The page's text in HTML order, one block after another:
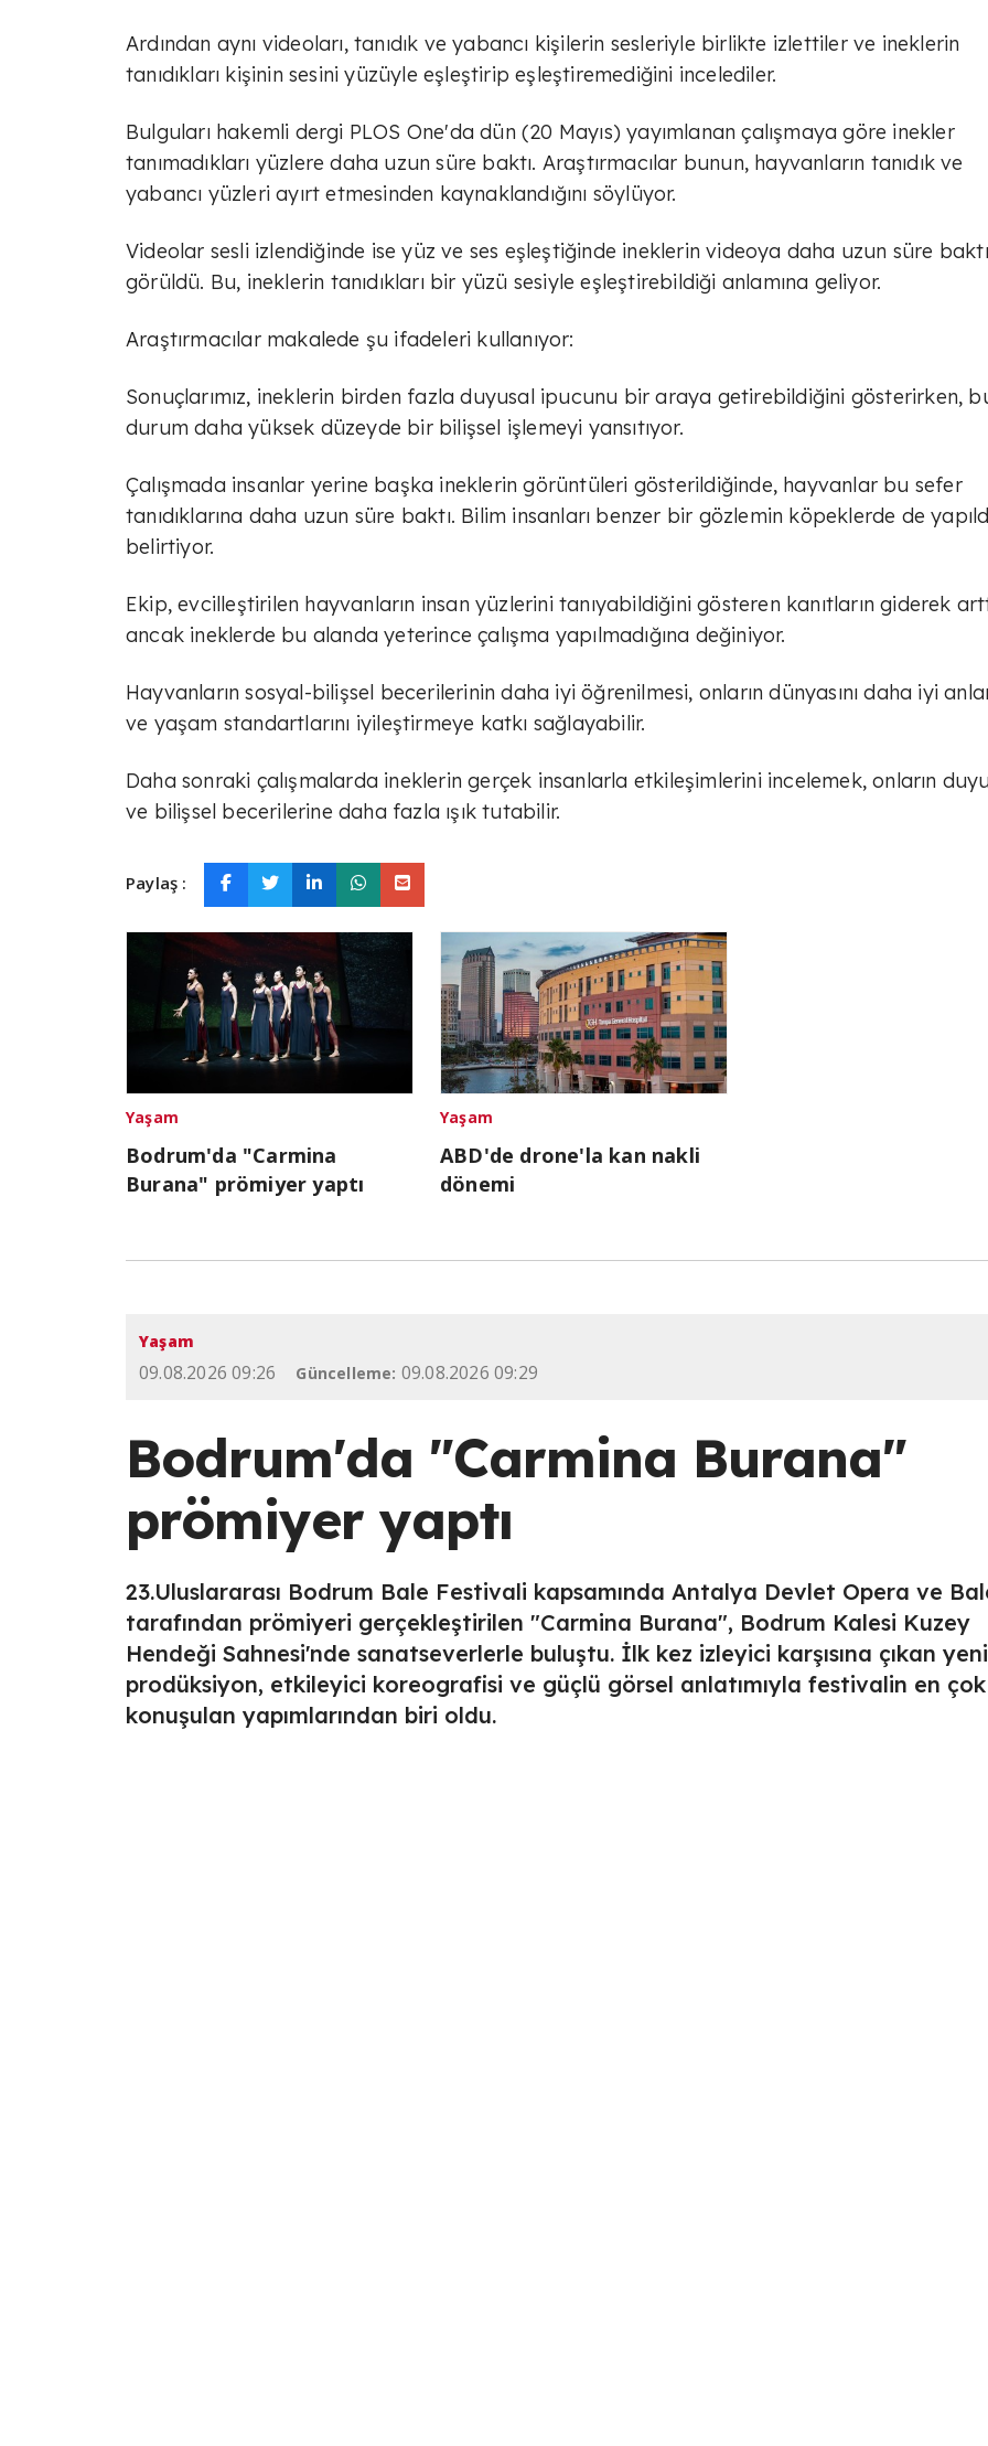
Ardından aynı videoları, tanıdık ve yabancı kişilerin sesleriyle birlikte izlettiler ve ineklerin
tanıdıkları kişinin sesini yüzüyle eşleştirip eşleştiremediğini incelediler.
Bulguları hakemli dergi PLOS One'da dün (20 Mayıs) yayımlanan çalışmaya göre inekler
tanımadıkları yüzlere daha uzun süre baktı. Araştırmacılar bunun, hayvanların tanıdık ve
yabancı yüzleri ayırt etmesinden kaynaklandığını söylüyor.
Videolar sesli izlendiğinde ise yüz ve ses eşleştiğinde ineklerin videoya daha uzun süre
görüldü. Bu, ineklerin tanıdıkları bir yüzü sesiyle eşleştirebildiği anlamına geliyor.
Araştırmacılar makalede şu ifadeleri kullanıyor:
Sonuçlarımız, ineklerin birden fazla duyusal ipucunu bir araya getirebildiğini gösterirken,
durum daha yüksek düzeyde bir bilişsel işlemeyi yansıtıyor.
Çalışmada insanlar yerine başka ineklerin görüntüleri gösterildiğinde, hayvanlar bu sefer
tanıdıklarına daha uzun süre baktı. Bilim insanları benzer bir gözlemin köpeklerde de
belirtiyor.
Ekip, evcilleştirilen hayvanların insan yüzlerini tanıyabildiğini gösteren kanıtların giderek
ancak ineklerde bu alanda yeterince çalışma yapılmadığına değiniyor.
Hayvanların sosyal-bilişsel becerilerinin daha iyi öğrenilmesi, onların dünyasını daha iyi
ve yaşam standartlarını iyileştirmeye katkı sağlayabilir.
Daha sonraki çalışmalarda ineklerin gerçek insanlarla etkileşimlerini incelemek, onların
ve bilişsel becerilerine daha fazla ışık tutabilir.
Paylaş :
Yaşam
Bodrum'da "Carmina
Burana" prömiyer yaptı
Yaşam
ABD'de drone'la kan nakli
dönemi
Yaşam
09.08.2026 09:26 Güncelleme: 09.08.2026 09:29
Bodrum'da "Carmina Burana"
prömiyer yaptı
23.Uluslararası Bodrum Bale Festivali kapsamında Antalya Devlet Opera ve
tarafından prömiyeri gerçekleştirilen "Carmina Burana", Bodrum Kalesi Kuzey
Hendeği Sahnesi'nde sanatseverlerle buluştu. İlk kez izleyici karşısına çıkan yeni
prodüksiyon, etkileyici koreografisi ve güçlü görsel anlatımıyla festivalin en çok
konuşulan yapımlarından biri oldu.